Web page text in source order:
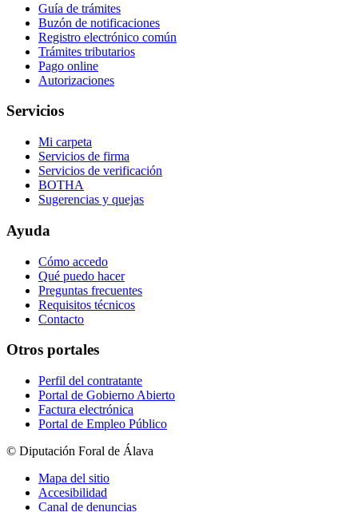
Guía de trámites
Buzón de notificaciones
Registro electrónico común
Trámites tributarios
Pago online
Autorizaciones
Servicios
Mi carpeta
Servicios de firma
Servicios de verificación
BOTHA
Sugerencias y quejas
Ayuda
Cómo accedo
Qué puedo hacer
Preguntas frecuentes
Requisitos técnicos
Contacto
Otros portales
Perfil del contratante
Portal de Gobierno Abierto
Factura electrónica
Portal de Empleo Público
© Diputación Foral de Álava
Mapa del sitio
Accesibilidad
Canal de denuncias